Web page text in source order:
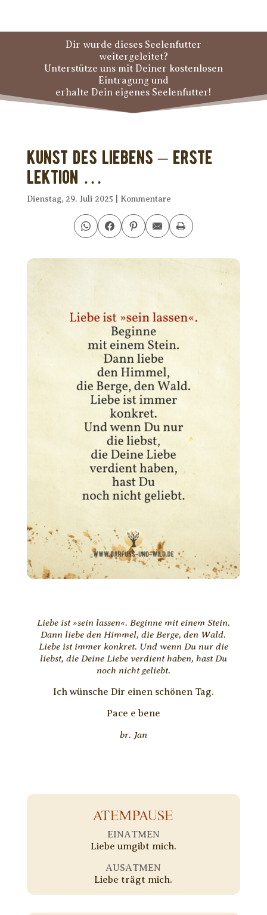
Dir wurde dieses Seelenfutter
weitergeleitet?
Unterstütze uns mit Deiner kostenlosen
Eintragung und
erhalte Dein eigenes Seelenfutter!
Kunst des Liebens – erste
Lektion …
Dienstag, 29. Juli 2025 Kommentare
Liebe ist »sein lassen«. Beginne mit einem Stein.
Dann liebe den Himmel, die Berge, den Wald.
Liebe ist immer konkret. Und wenn Du nur die
liebst, die Deine Liebe verdient haben, hast Du
noch nicht geliebt.
Ich wünsche Dir einen schönen Tag.
Pace e bene
br. Jan
ATEMPAUSE
EINATMEN
Liebe umgibt mich.
AUSATMEN
Liebe trägt mich.